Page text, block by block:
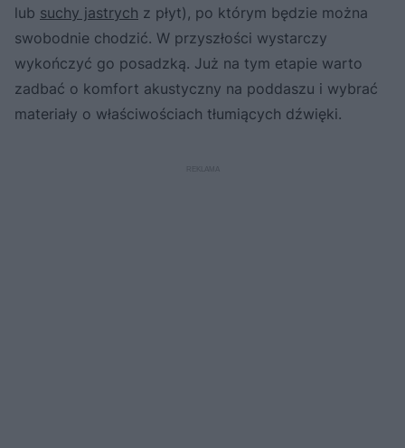
lub suchy jastrych z płyt), po którym będzie można
swobodnie chodzić. W przyszłości wystarczy
wykończyć go posadzką. Już na tym etapie warto
zadbać o komfort akustyczny na poddaszu i wybrać
materiały o właściwościach tłumiących dźwięki.